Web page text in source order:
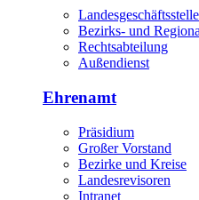
Landesgeschäftsstelle
Bezirks- und
Rechtsabteilung
Außendienst
Ehrenamt
Präsidium
Großer Vorstand
Bezirke und Kreise
Landesrevisoren
Intranet